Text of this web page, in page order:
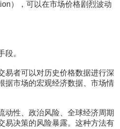
），可以在市场价格剧烈波动
。
者可以对历史价格数据进行深
据市场的宏观经济数据、市场情
性、政治风险、全球经济周期
易决策的风险暴露。这种方法有